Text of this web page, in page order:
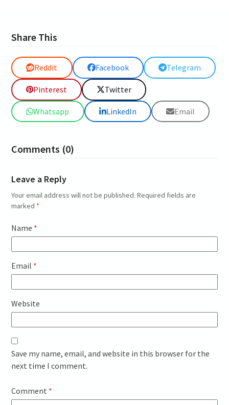
Share This
Reddit Facebook Telegram
Pinterest Twitter
Whatsapp LinkedIn Email
Comments (0)
Leave a Reply
Your email address will not be published. Required fields are
marked *
Name *
Email *
Website
Save my name, email, and website in this browser for the
next time I comment.
Comment *